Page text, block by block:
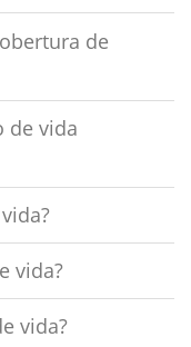
de
de vida
vida?
vida?